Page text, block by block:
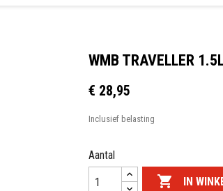
WMB TRAVELLER
€ 28,95
Inclusief belasting
Aantal
 IN